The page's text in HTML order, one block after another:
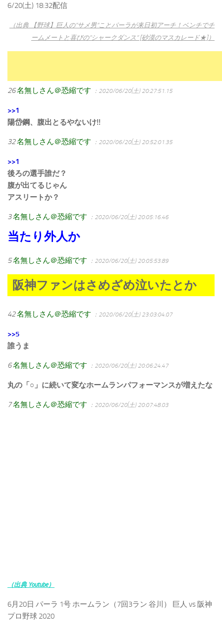
6/20(土) 18:32配信
（出典 【野球】巨人の”サメ男”ことパーラが来日初アーチ！ベンチでチ
ームメートと喜びの”シャークダンス” [砂漠のマスカレード★]）
26名無しさん＠恐縮です ：2020/06/20(土) 20:27:51.15
>>1
陽岱鋼、腹出とるやないけ!!
32名無しさん＠恐縮です ：2020/06/20(土) 20:52:01.35
>>1
後ろの選手誰だ？
腹が出てるじゃん
アスリートか？
3名無しさん＠恐縮です ：2020/06/20(土) 20:05:16.46
当たり外人か
5名無しさん＠恐縮です ：2020/06/20(土) 20:05:53.89
阪神ファンはさめざめ泣いたとか
42名無しさん＠恐縮です ：2020/06/20(土) 23:03:04.07
>>5
誰うま
6名無しさん＠恐縮です ：2020/06/20(土) 20:06:24.47
丸の「○」に続いて変なホームランパフォーマンスが増えたな
7名無しさん＠恐縮です ：2020/06/20(土) 20:07:48.03
（出典 Youtube）
6月20日 パーラ 1号 ホームラン（7回3ラン 谷川） 巨人 vs 阪神
プロ野球 2020